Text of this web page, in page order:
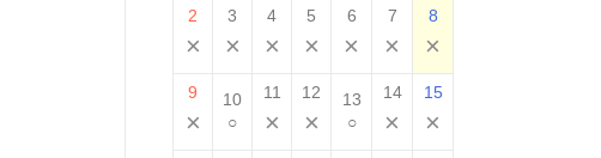
2
×
3
×
4
×
5
×
6
×
7
×
8
×
9
×
10
○
11
×
12
×
13
○
14
×
15
×